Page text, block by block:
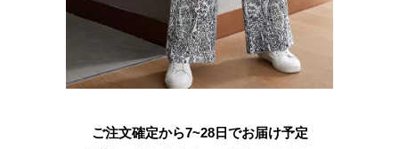
ご注文確定から7~28日でお届け予定